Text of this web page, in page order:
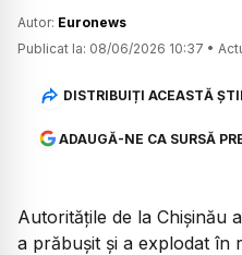
Autor: Euronews
Publicat la: 08/06/2026 10:37 •
DISTRIBUIȚI ACEASTĂ
ADAUGĂ-NE CA SURSĂ
Autoritățile de la Chișinău
a prăbușit și a explodat în